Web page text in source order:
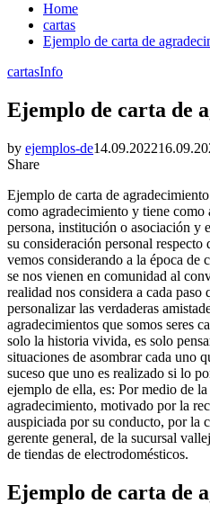
Home
cartas
Ejemplo de carta de
cartasInfo
Ejemplo de carta de
by ejemplos-de14.09.2022
Share
Ejemplo de carta de
como agradecimiento y tiene como
persona, institución o asociación y
su consideración personal respecto
vemos considerando a la época de
se nos vienen en comunidad al
realidad nos considera a cada paso
personalizar las verdaderas
agradecimientos que somos seres
solo la historia vivida, es solo
situaciones de asombrar cada uno
suceso que uno es realizado si lo
ejemplo de ella, es: Por medio de
agradecimiento, motivado por la
auspiciada por su conducto, por la
gerente general, de la sucursal
de tiendas de electrodomésticos.
Ejemplo de carta de